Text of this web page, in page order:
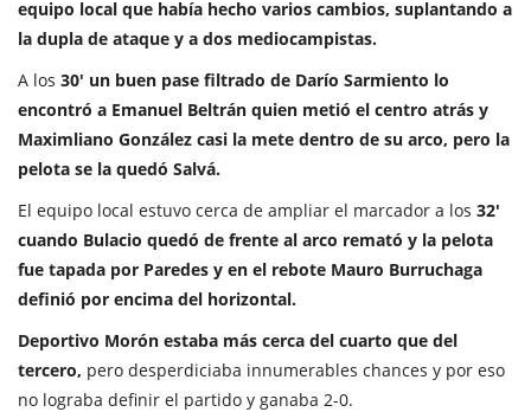
equipo local que había hecho varios cambios, suplantando a
la dupla de ataque y a dos mediocampistas.
A los 30' un buen pase filtrado de Darío Sarmiento lo
encontró a Emanuel Beltrán quien metió el centro atrás y
Maximliano González casi la mete dentro de su arco, pero la
pelota se la quedó Salvá.
El equipo local estuvo cerca de ampliar el marcador a los 32'
cuando Bulacio quedó de frente al arco remató y la pelota
fue tapada por Paredes y en el rebote Mauro Burruchaga
definió por encima del horizontal.
Deportivo Morón estaba más cerca del cuarto que del
tercero, pero desperdiciaba innumerables chances y por eso
no lograba definir el partido y ganaba 2-0.